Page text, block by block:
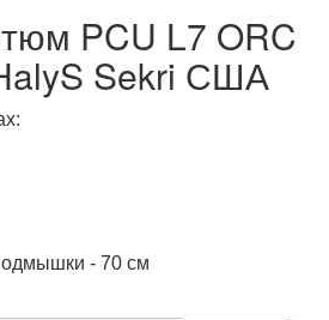
PCU L7 ORC
Sekri США
- 70 см